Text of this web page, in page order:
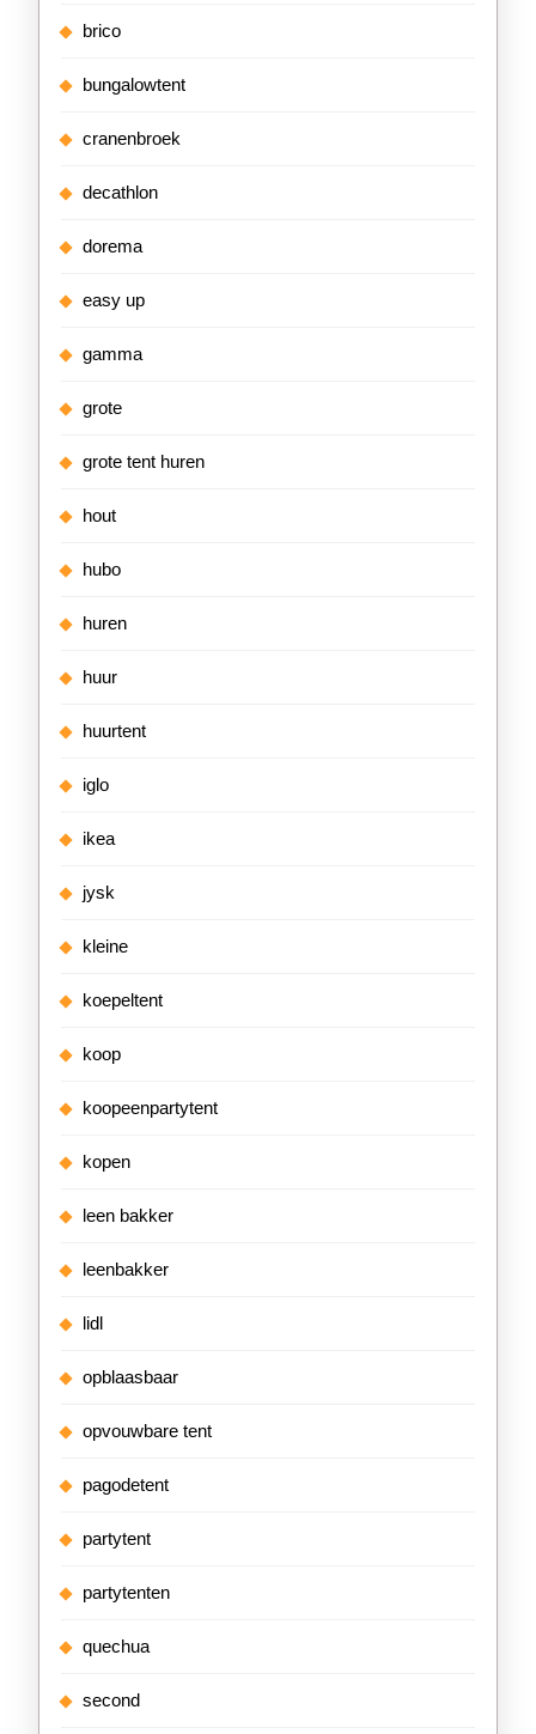
brico
bungalowtent
cranenbroek
decathlon
dorema
easy up
gamma
grote
grote tent huren
hout
hubo
huren
huur
huurtent
iglo
ikea
jysk
kleine
koepeltent
koop
koopeenpartytent
kopen
leen bakker
leenbakker
lidl
opblaasbaar
opvouwbare tent
pagodetent
partytent
partytenten
quechua
second